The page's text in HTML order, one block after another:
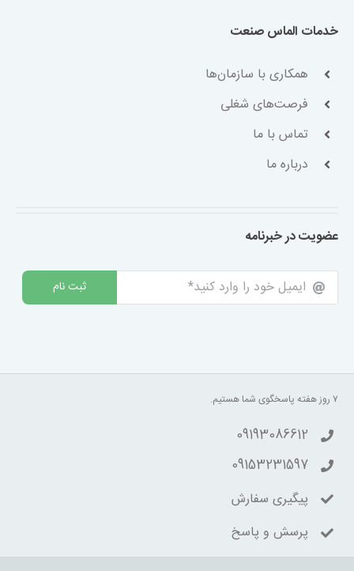
خدمات الماس صنعت
همکاری با سازمان‌ها
فرصت‌های شغلی
تماس با ما
درباره ما
عضویت در خبرنامه
ثبت نام
۷ روز هفته پاسخگوی شما هستیم.
09193086612
09153231597
پیگیری سفارش
پرسش و پاسخ